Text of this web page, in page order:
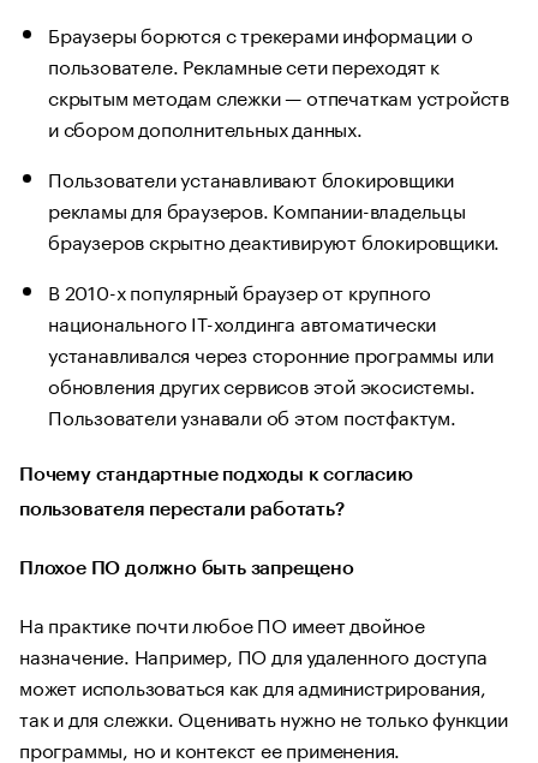
Браузеры борются с трекерами информации о
пользователе. Рекламные сети переходят к
скрытым методам слежки — отпечаткам устройств
и сбором дополнительных данных.
Пользователи устанавливают блокировщики
рекламы для браузеров. Компании-владельцы
браузеров скрытно деактивируют блокировщики.
В 2010-х популярный браузер от крупного
национального IT-холдинга автоматически
устанавливался через сторонние программы или
обновления других сервисов этой экосистемы.
Пользователи узнавали об этом постфактум.
Почему стандартные подходы к согласию
пользователя перестали работать?
Плохое ПО должно быть запрещено
На практике почти любое ПО имеет двойное
назначение. Например, ПО для удаленного доступа
может использоваться как для администрирования,
так и для слежки. Оценивать нужно не только функции
программы, но и контекст ее применения.